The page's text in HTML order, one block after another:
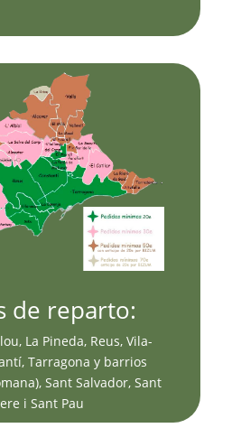
de reparto:
La Pineda, Reus, Vila-
Tarragona y barrios
Sant Salvador, Sant
i Sant Pau